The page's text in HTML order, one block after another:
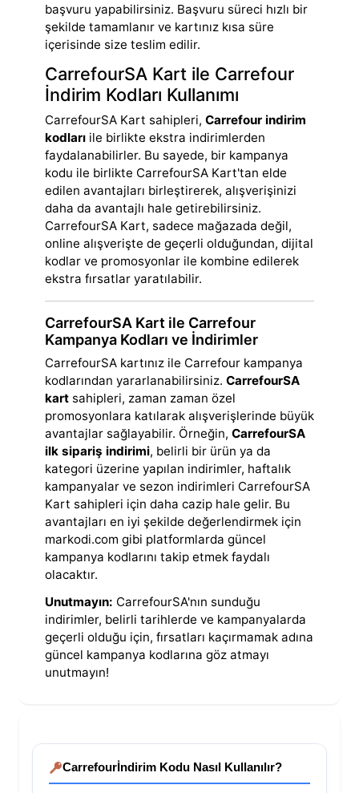
başvuru yapabilirsiniz. Başvuru süreci hızlı bir
şekilde tamamlanır ve kartınız kısa süre
içerisinde size teslim edilir.
CarrefourSA Kart ile Carrefour
İndirim Kodları Kullanımı
CarrefourSA Kart sahipleri, Carrefour indirim
kodları ile birlikte ekstra indirimlerden
faydalanabilirler. Bu sayede, bir kampanya
kodu ile birlikte CarrefourSA Kart'tan elde
edilen avantajları birleştirerek, alışverişinizi
daha da avantajlı hale getirebilirsiniz.
CarrefourSA Kart, sadece mağazada değil,
online alışverişte de geçerli olduğundan, dijital
kodlar ve promosyonlar ile kombine edilerek
ekstra fırsatlar yaratılabilir.
CarrefourSA Kart ile Carrefour
Kampanya Kodları ve İndirimler
CarrefourSA kartınız ile Carrefour kampanya
kodlarından yararlanabilirsiniz. CarrefourSA
kart sahipleri, zaman zaman özel
promosyonlara katılarak alışverişlerinde büyük
avantajlar sağlayabilir. Örneğin, CarrefourSA
ilk sipariş indirimi, belirli bir ürün ya da
kategori üzerine yapılan indirimler, haftalık
kampanyalar ve sezon indirimleri CarrefourSA
Kart sahipleri için daha cazip hale gelir. Bu
avantajları en iyi şekilde değerlendirmek için
markodi.com gibi platformlarda güncel
kampanya kodlarını takip etmek faydalı
olacaktır.
Unutmayın: CarrefourSA'nın sunduğu
indirimler, belirli tarihlerde ve kampanyalarda
geçerli olduğu için, fırsatları kaçırmamak adına
güncel kampanya kodlarına göz atmayı
unutmayın!
Carrefourİndirim Kodu Nasıl Kullanılır?